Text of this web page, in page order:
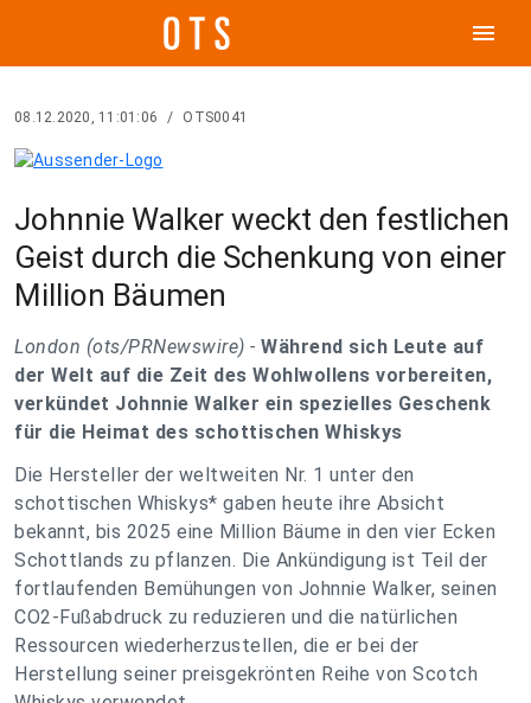
menu
08.12.2020, 11:01:06 / OTS0041
Johnnie Walker weckt den festlichen
Geist durch die Schenkung von einer
Million Bäumen
London (ots/PRNewswire) - Während sich Leute auf
der Welt auf die Zeit des Wohlwollens vorbereiten,
verkündet Johnnie Walker ein spezielles Geschenk
für die Heimat des schottischen Whiskys
Die Hersteller der weltweiten Nr. 1 unter den
schottischen Whiskys* gaben heute ihre Absicht
bekannt, bis 2025 eine Million Bäume in den vier Ecken
Schottlands zu pflanzen. Die Ankündigung ist Teil der
fortlaufenden Bemühungen von Johnnie Walker, seinen
CO2-Fußabdruck zu reduzieren und die natürlichen
Ressourcen wiederherzustellen, die er bei der
Herstellung seiner preisgekrönten Reihe von Scotch